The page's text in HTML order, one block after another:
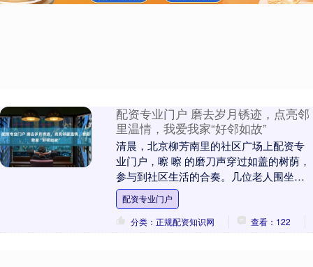
配资专业门户 磨去岁月锈迹，点亮邻
里温情，我爱我家“好邻如故”
清晨，北京柳芳南里的社区广场上配资专
业门户，嚓 嚓 的磨刀声穿过如盖的树荫，
参与到社区生活的合奏。几位老人围坐在
简易工作台旁，一边聊着家常，一边目不
转睛的欣赏着....
配资专业门户
分类：正规配资知识网
查看：122